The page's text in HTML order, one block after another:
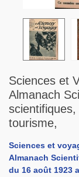
Sciences et
Almanach
tourisme,
Sciences et
Almanach
du 16 août 1923